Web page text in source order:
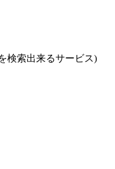
検索出来るサービス)